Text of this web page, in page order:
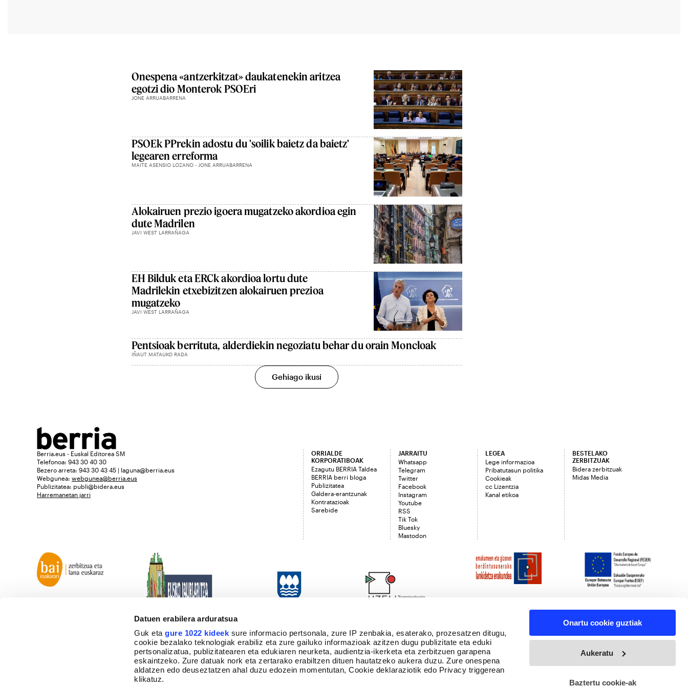
Datuen erabilera arduratsua
Guk etagure 1022 kideek sure informacio pertsonala, zure IP zenbakia, esaterako, prozesatzen ditugu,
cookie bezalako teknologiak erabiliz eta zure gailuko informazioak azitzen dugu publizitate eta eduki
pertsonalizatua, publizitatearen eta edukiaren neurketa, audientzia-ikerketa eta zerbitzuen garapena
eskaintzeko. Zure datuak nork eta zertarako erabiltzen dituen hautatzeko aukera duzu. Zure onespena
aldatzen edo deuseztatzen ahal duzu edozein momentutan, Cookie deklaraziotik edo Privacy triggerean
klikatuz.
Onartu cookie guztiak
Aukeratu
Baztertu cookie-ak
Onespena «antzerkitzat» daukatenekin aritzea
egotzi dio Monterok PSOEri
JONE ARRUABARRENA
PSOEk PPrekin adostu du 'soilik baietz da baietz'
legearen erreforma
MAITE ASENSIO LOZANO - JONE ARRUABARRENA
Alokairuen prezio igoera mugatzeko akordioa egin
dute Madrilen
JAVI WEST LARRAÑAGA
EH Bilduk eta ERCk akordioa lortu dute
Madrilekin etxebizitzen alokairuen prezioa
mugatzeko
JAVI WEST LARRAÑAGA
Pentsioak berrituta, alderdiekin negoziatu behar du orain Moncloak
IÑAUT MATAUKO RADA
Gehiago ikusi
Berria.eus - Euskal Editorea SM
Telefonoa: 943 30 40 30
Bezero arreta: 943 30 43 45 | laguna@berria.eus
Webgunea: webgunea@berria.eus
Publizitatea: publi@bidera.eus
Harremanetan jarri
ORRIALDE
KORPORATIBOAK
Ezagutu BERRIA Taldea
BERRIA berri bloga
Publizitatea
Galdera-erantzunak
Kontratazioak
Sarebide
JARRAITU
Whatsapp
Telegram
Twitter
Facebook
Instagram
Youtube
RSS
Tik Tok
Bluesky
Mastodon
LEGEA
Lege informazioa
Pribatutasun politika
Cookieak
cc Lizentzia
Kanal etikoa
BESTELAKO
ZERBITZUAK
Bidera zerbitzuak
Midas Media